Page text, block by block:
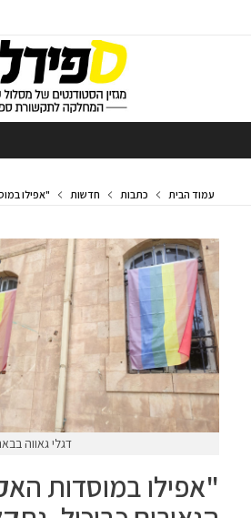
עמוד הבית כתבות חדשות "אפילו
דגלי גאווה
"אפילו במוסדות